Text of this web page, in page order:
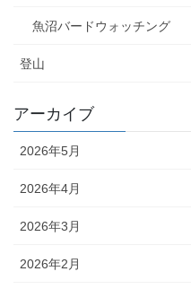
魚沼バードウォッチング
登山
アーカイブ
2026年5月
2026年4月
2026年3月
2026年2月